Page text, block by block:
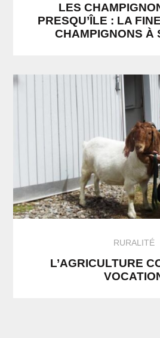
LES
PRESQU’ÎLE : LA
CHAMPIGNONS À
RURALITÉ
L’AGRICULTURE